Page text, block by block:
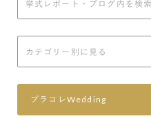
プラコレWedding